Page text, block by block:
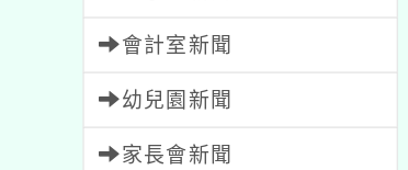
會計室新聞
幼兒園新聞
家長會新聞